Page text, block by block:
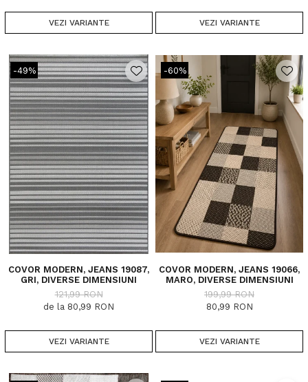
VEZI VARIANTE VEZI VARIANTE
-49%
COVOR MODERN, JEANS 19087,
GRI, DIVERSE DIMENSIUNI
121,99 RON
de la 80,99 RON
VEZI VARIANTE
-60%
COVOR MODERN, JEANS 19066,
MARO, DIVERSE DIMENSIUNI
199,99 RON
80,99 RON
VEZI VARIANTE